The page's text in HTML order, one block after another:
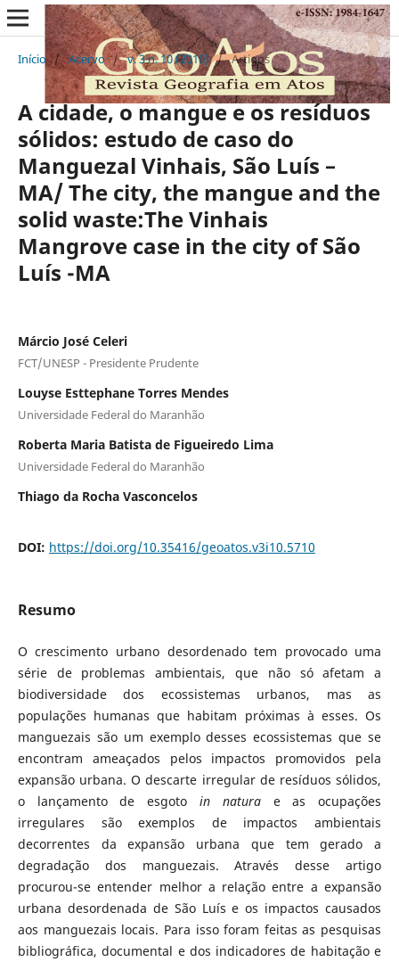
Início / Acervo / v. 3 n. 10 (2019) / Artigos
A cidade, o mangue e os resíduos
sólidos: estudo de caso do
Manguezal Vinhais, São Luís –
MA/ The city, the mangue and the
solid waste:The Vinhais
Mangrove case in the city of São
Luís -MA
Márcio José Celeri
FCT/UNESP - Presidente Prudente
Louyse Esttephane Torres Mendes
Universidade Federal do Maranhão
Roberta Maria Batista de Figueiredo Lima
Universidade Federal do Maranhão
Thiago da Rocha Vasconcelos
DOI: https://doi.org/10.35416/geoatos.v3i10.5710
Resumo
O crescimento urbano desordenado tem provocado uma
série de problemas ambientais, que não só afetam a
biodiversidade dos ecossistemas urbanos, mas as
populações humanas que habitam próximas à esses. Os
manguezais são um exemplo desses ecossistemas que se
encontram ameaçados pelos impactos promovidos pela
expansão urbana. O descarte irregular de resíduos sólidos,
o lançamento de esgoto in naturae as ocupações
irregulares são exemplos de impactos ambientais
decorrentes da expansão urbana que tem gerado a
degradação dos manguezais. Através desse artigo
procurou-se entender melhor a relação entre a expansão
urbana desordenada de São Luís e os impactos causados
aos manguezais locais. Para isso foram feitas as pesquisas
bibliográfica, documental e dos indicadores de habitação e